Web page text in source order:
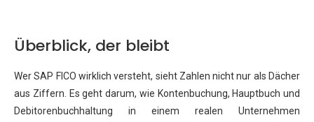
Überblick, der bleibt
Wer SAP FICO wirklich versteht, sieht Zahlen nicht nur als Dächer
aus Ziffern. Es geht darum, wie Kontenbuchung, Hauptbuch und
Debitorenbuchhaltung in einem realen Unternehmen